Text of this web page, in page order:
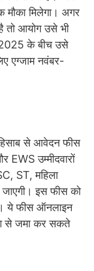
मिलेगा। अगर
तो आयोग उसे भी
के बीच उसे
एग्जाम नवंबर-
से आवेदन फीस
EWS उम्मीदवारों
ST, महिला
जाएगी। इस फीस को
ये फीस ऑनलाइन
से जमा कर सकते